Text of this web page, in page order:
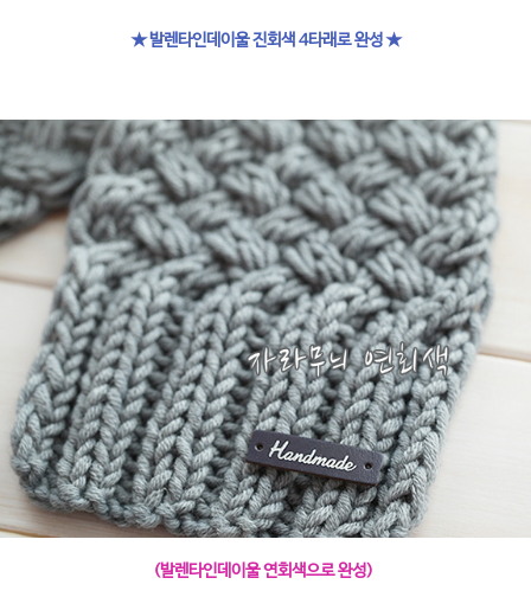
★ 발렌타인데이울 진회색 4타래로 완성 ★
(발렌타인데이울 연회색으로 완성)